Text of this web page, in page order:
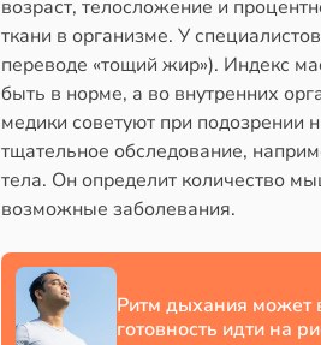
возраст, телосложение и
ткани в организме. У
переводе «тощий жир»). Индекс
быть в норме, а во внутренних
медики советуют при подозрении
тщательное обследование,
тела. Он определит количество
возможные заболевания.
Ритм дыхания может
готовность идти на